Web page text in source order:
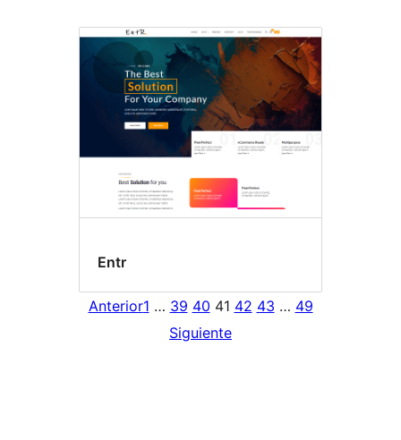
Entr
Anterior1 … 39 40 41 42 43 … 49
Siguiente